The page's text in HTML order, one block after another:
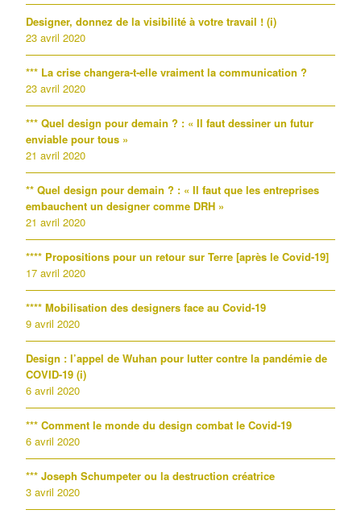
Designer, donnez de la visibilité à votre travail ! (i)
23 avril 2020
*** La crise changera-t-elle vraiment la communication ?
23 avril 2020
*** Quel design pour demain ? : « Il faut dessiner un futur
enviable pour tous »
21 avril 2020
** Quel design pour demain ? : « Il faut que les entreprises
embauchent un designer comme DRH »
21 avril 2020
**** Propositions pour un retour sur Terre [après le Covid-19]
17 avril 2020
**** Mobilisation des designers face au Covid-19
9 avril 2020
Design : l’appel de Wuhan pour lutter contre la pandémie de
COVID-19 (i)
6 avril 2020
*** Comment le monde du design combat le Covid-19
6 avril 2020
*** Joseph Schumpeter ou la destruction créatrice
3 avril 2020